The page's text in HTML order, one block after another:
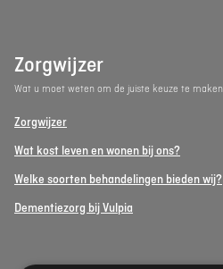
Zorgwijzer
Wat u moet weten om de juiste keuze te maken
Zorgwijzer
Wat kost leven en wonen bij ons?
Welke soorten behandelingen bieden wij?
Dementiezorg bij Vulpia